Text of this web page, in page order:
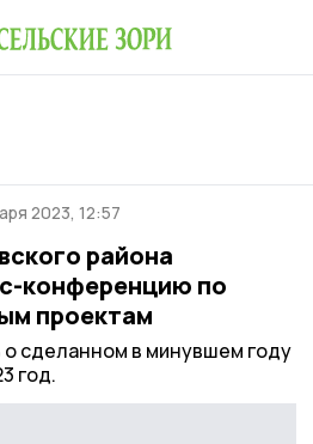
2023, 12:57
района
конференцию по
проектам
о сделанном в минувшем году
год.